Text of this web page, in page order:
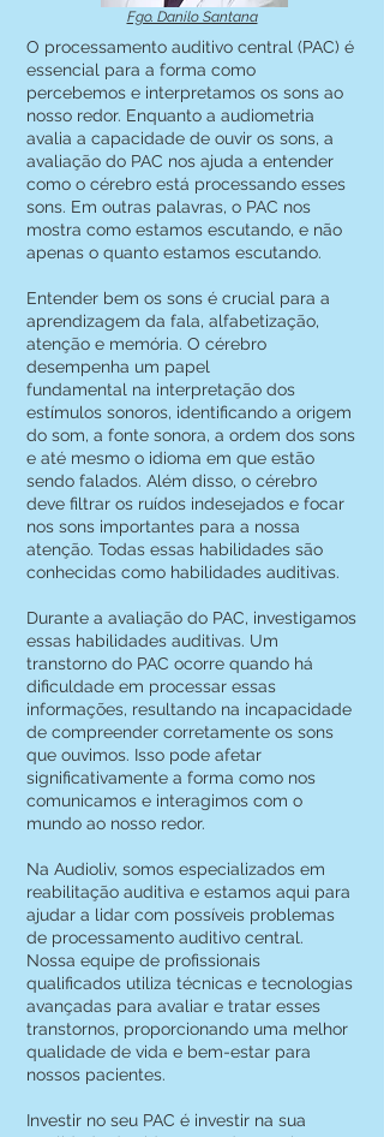
Fgo. Danilo Santana
O processamento auditivo central (PAC) é
essencial para a forma como
percebemos e interpretamos os sons ao
nosso redor. Enquanto a audiometria
avalia a capacidade de ouvir os sons, a
avaliação do PAC nos ajuda a entender
como o cérebro está processando esses
sons. Em outras palavras, o PAC nos
mostra como estamos escutando, e não
apenas o quanto estamos escutando.
Entender bem os sons é crucial para a
aprendizagem da fala, alfabetização,
atenção e memória. O cérebro
desempenha um papel
fundamental na interpretação dos
estímulos sonoros, identificando a origem
do som, a fonte sonora, a ordem dos sons
e até mesmo o idioma em que estão
sendo falados. Além disso, o cérebro
deve filtrar os ruídos indesejados e focar
nos sons importantes para a nossa
atenção. Todas essas habilidades são
conhecidas como habilidades auditivas.
Durante a avaliação do PAC, investigamos
essas habilidades auditivas. Um
transtorno do PAC ocorre quando há
dificuldade em processar essas
informações, resultando na incapacidade
de compreender corretamente os sons
que ouvimos. Isso pode afetar
significativamente a forma como nos
comunicamos e interagimos com o
mundo ao nosso redor.
Na Audioliv, somos especializados em
reabilitação auditiva e estamos aqui para
ajudar a lidar com possíveis problemas
de processamento auditivo central.
Nossa equipe de profissionais
qualificados utiliza técnicas e tecnologias
avançadas para avaliar e tratar esses
transtornos, proporcionando uma melhor
qualidade de vida e bem-estar para
nossos pacientes.
Investir no seu PAC é investir na sua